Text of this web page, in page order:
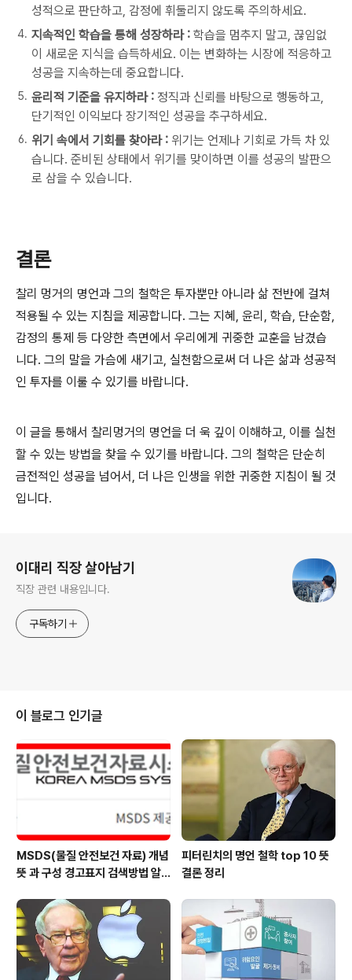
성적으로 판단하고, 감정에 휘둘리지 않도록 주의하세요.
지속적인 학습을 통해 성장하라 : 학습을 멈추지 말고, 끊임없
이 새로운 지식을 습득하세요. 이는 변화하는 시장에 적응하고
성공을 지속하는데 중요합니다.
윤리적 기준을 유지하라 : 정직과 신뢰를 바탕으로 행동하고,
단기적인 이익보다 장기적인 성공을 추구하세요.
위기 속에서 기회를 찾아라 : 위기는 언제나 기회로 가득 차 있
습니다. 준비된 상태에서 위기를 맞이하면 이를 성공의 발판으
로 삼을 수 있습니다.
결론
찰리 멍거의 명언과 그의 철학은 투자뿐만 아니라 삶 전반에 걸쳐
적용될 수 있는 지침을 제공합니다. 그는 지혜, 윤리, 학습, 단순함,
감정의 통제 등 다양한 측면에서 우리에게 귀중한 교훈을 남겼습
니다. 그의 말을 가슴에 새기고, 실천함으로써 더 나은 삶과 성공적
인 투자를 이룰 수 있기를 바랍니다.
이 글을 통해서 찰리멍거의 명언을 더 욱 깊이 이해하고, 이를 실천
할 수 있는 방법을 찾을 수 있기를 바랍니다. 그의 철학은 단순히
금전적인 성공을 넘어서, 더 나은 인생을 위한 귀중한 지침이 될 것
입니다.
이대리 직장 살아남기
직장 관련 내용입니다.
구독하기
이 블로그 인기글
MSDS(물질 안전보건 자료) 개념
뜻 과 구성 경고표지 검색방법 알
피터린치의 명언 철학 top 10 뜻
결론 정리